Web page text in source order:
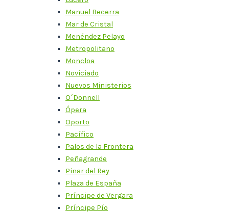
Manuel Becerra
Mar de Cristal
Menéndez Pelayo
Metropolitano
Moncloa
Noviciado
Nuevos Ministerios
O´Donnell
Ópera
Oporto
Pacífico
Palos de la Frontera
Peñagrande
Pinar del Rey
Plaza de España
Príncipe de Vergara
Príncipe Pío